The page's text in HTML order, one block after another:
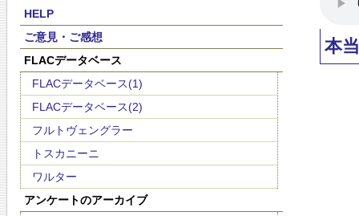
HELP
ご意見・ご感想
FLACデータベース
FLACデータベース(1)
FLACデータベース(2)
フルトヴェングラー
トスカニーニ
ワルター
アンケートのアーカイブ
本